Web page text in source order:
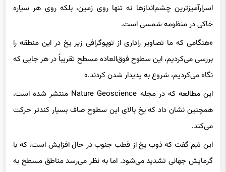
خاکی در منظومه شمسی است.
«هنگامی که ما تصاویر راداری از توپوگرافی زیر یخ در این منطقه را
بررسی می‌کردیم، این سطوح فوق‌العاده مسطح تقریباً در هر جایی که
نگاه می‌کردیم، شروع به پدیدار شدن کردند.»
همچنین نشان داد که یخ بالای این سطوح صاف بسیار کندتر حرکت
می‌کند.
این تیم گفت که ذوب یخ از قطب جنوب در حال افزایش است، که با
گرمایش جهانی تشدید می‌شود. اما به نظر می‌رسد مناطق مسطح به
عنوان مانعی برای جریان یخ عمل می‌کنند و در حال حاضر ممکن